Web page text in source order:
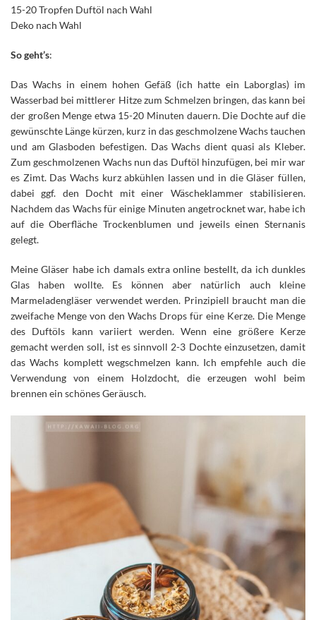
15-20 Tropfen Duftöl nach Wahl
Deko nach Wahl
So geht’s:
Das Wachs in einem hohen Gefäß (ich hatte ein Laborglas) im
Wasserbad bei mittlerer Hitze zum Schmelzen bringen, das kann bei
der großen Menge etwa 15-20 Minuten dauern. Die Dochte auf die
gewünschte Länge kürzen, kurz in das geschmolzene Wachs tauchen
und am Glasboden befestigen. Das Wachs dient quasi als Kleber.
Zum geschmolzenen Wachs nun das Duftöl hinzufügen, bei mir war
es Zimt. Das Wachs kurz abkühlen lassen und in die Gläser füllen,
dabei ggf. den Docht mit einer Wäscheklammer stabilisieren.
Nachdem das Wachs für einige Minuten angetrocknet war, habe ich
auf die Oberfläche Trockenblumen und jeweils einen Sternanis
gelegt.
Meine Gläser habe ich damals extra online bestellt, da ich dunkles
Glas haben wollte. Es können aber natürlich auch kleine
Marmeladengläser verwendet werden. Prinzipiell braucht man die
zweifache Menge von den Wachs Drops für eine Kerze. Die Menge
des Duftöls kann variiert werden. Wenn eine größere Kerze
gemacht werden soll, ist es sinnvoll 2-3 Dochte einzusetzen, damit
das Wachs komplett wegschmelzen kann. Ich empfehle auch die
Verwendung von einem Holzdocht, die erzeugen wohl beim
brennen ein schönes Geräusch.